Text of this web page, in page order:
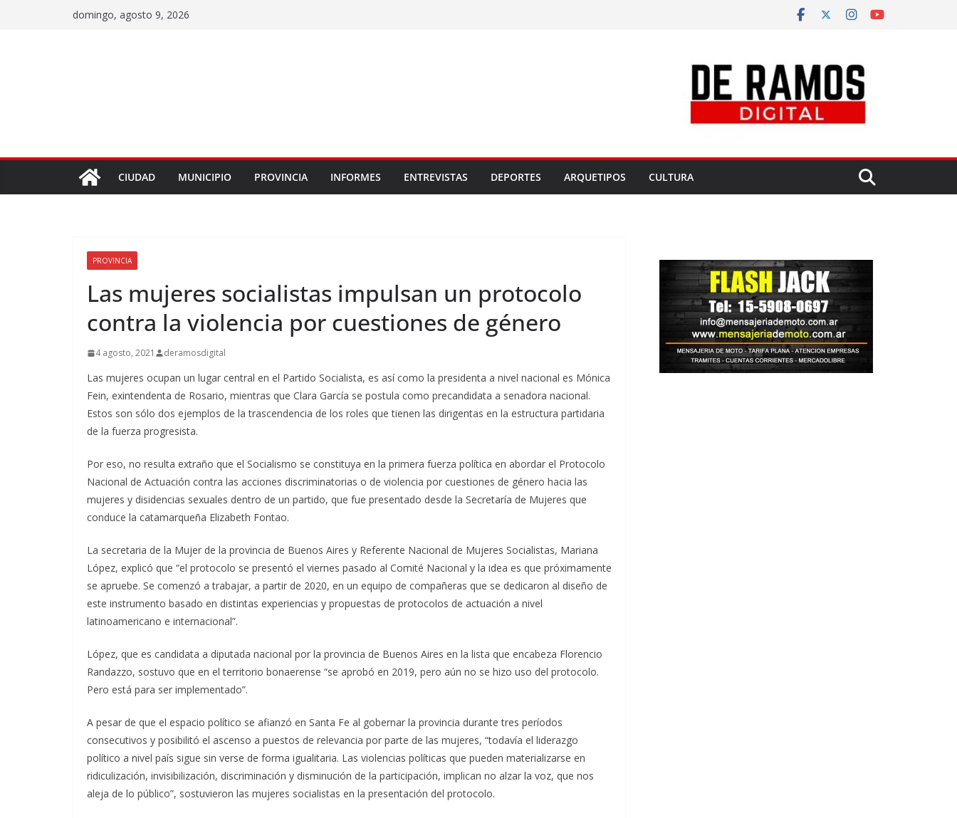
domingo, agosto 9, 2026
CIUDAD MUNICIPIO PROVINCIA INFORMES ENTREVISTAS DEPORTES ARQUETIPOS CULTURA
PROVINCIA
Las mujeres socialistas impulsan un protocolo
contra la violencia por cuestiones de género
4 agosto, 2021 deramosdigital
Las mujeres ocupan un lugar central en el Partido Socialista, es así como la presidenta a nivel nacional es Mónica
Fein, exintendenta de Rosario, mientras que Clara García se postula como precandidata a senadora nacional.
Estos son sólo dos ejemplos de la trascendencia de los roles que tienen las dirigentas en la estructura partidaria
de la fuerza progresista.
Por eso, no resulta extraño que el Socialismo se constituya en la primera fuerza política en abordar el Protocolo
Nacional de Actuación contra las acciones discriminatorias o de violencia por cuestiones de género hacia las
mujeres y disidencias sexuales dentro de un partido, que fue presentado desde la Secretaría de Mujeres que
conduce la catamarqueña Elizabeth Fontao.
La secretaria de la Mujer de la provincia de Buenos Aires y Referente Nacional de Mujeres Socialistas, Mariana
López, explicó que “el protocolo se presentó el viernes pasado al Comité Nacional y la idea es que próximamente
se apruebe. Se comenzó a trabajar, a partir de 2020, en un equipo de compañeras que se dedicaron al diseño de
este instrumento basado en distintas experiencias y propuestas de protocolos de actuación a nivel
latinoamericano e internacional”.
López, que es candidata a diputada nacional por la provincia de Buenos Aires en la lista que encabeza Florencio
Randazzo, sostuvo que en el territorio bonaerense “se aprobó en 2019, pero aún no se hizo uso del protocolo.
Pero está para ser implementado”.
A pesar de que el espacio político se afianzó en Santa Fe al gobernar la provincia durante tres períodos
consecutivos y posibilitó el ascenso a puestos de relevancia por parte de las mujeres, “todavía el liderazgo
político a nivel país sigue sin verse de forma igualitaria. Las violencias políticas que pueden materializarse en
ridiculización, invisibilización, discriminación y disminución de la participación, implican no alzar la voz, que nos
aleja de lo público”, sostuvieron las mujeres socialistas en la presentación del protocolo.